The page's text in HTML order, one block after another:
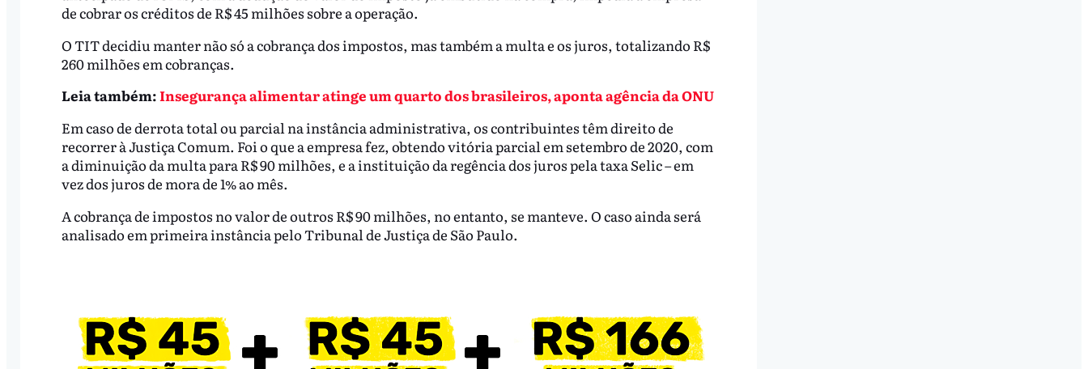
de cobrar os créditos de R$ 45 milhões sobre a operação.
O TIT decidiu manter não só a cobrança dos impostos, mas também a multa e os juros, totalizando R$
260 milhões em cobranças.
Leia também:Insegurança alimentar atinge um quarto dos brasileiros, aponta agência da ONU
Em caso de derrota total ou parcial na instância administrativa, os contribuintes têm direito de
recorrer à Justiça Comum. Foi o que a empresa fez, obtendo vitória parcial em setembro de 2020, com
a diminuição da multa para R$ 90 milhões, e a instituição da regência dos juros pela taxa Selic – em
vez dos juros de mora de 1% ao mês.
A cobrança de impostos no valor de outros R$ 90 milhões, no entanto, se manteve. O caso ainda será
analisado em primeira instância pelo Tribunal de Justiça de São Paulo.